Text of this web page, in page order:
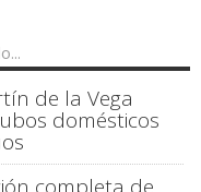
de la Vega
domésticos